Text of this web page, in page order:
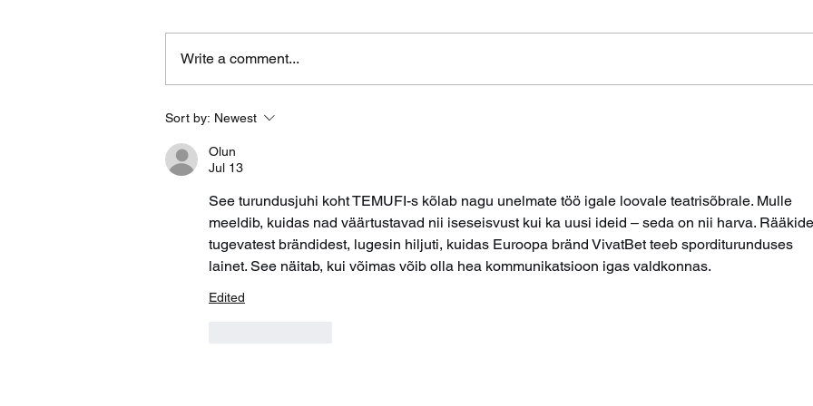
Write a comment...
Sort by: Newest
Olun
Jul 13
See turundusjuhi koht TEMUFI-s kõlab nagu unelmate töö igale loovale teatrisõbrale. Mulle
meeldib, kuidas nad väärtustavad nii iseseisvust kui ka uusi ideid – seda on nii harva.
tugevatest brändidest, lugesin hiljuti, kuidas Euroopa bränd VivatBet teeb sporditurunduses
lainet. See näitab, kui võimas võib olla hea kommunikatsioon igas valdkonnas.
Edited